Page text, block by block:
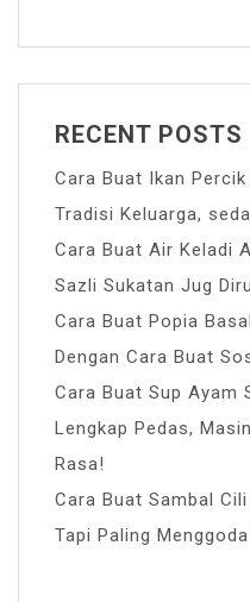
RECENT POSTS
Cara Buat Ikan
Tradisi Keluarga,
Cara Buat Air Keladi
Sazli Sukatan Jug
Cara Buat Popia
Dengan Cara Buat
Cara Buat Sup Ayam
Lengkap Pedas,
Rasa!
Cara Buat Sambal
Tapi Paling